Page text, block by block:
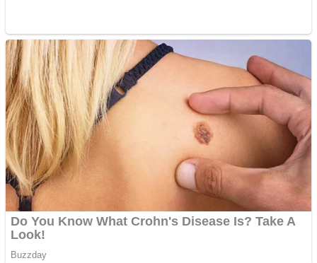
Cutit cositoare KUHN
ANDROID pentru siteul